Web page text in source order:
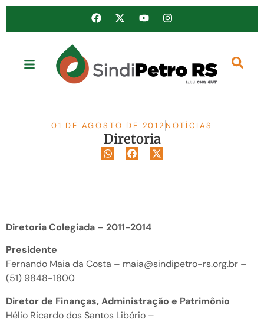
01 DE AGOSTO DE 2012 NOTÍCIAS
Diretoria
Diretoria Colegiada – 2011-2014
Presidente
Fernando Maia da Costa – maia@sindipetro-rs.org.br –
(51) 9848-1800
Diretor de Finanças, Administração e Patrimônio
Hélio Ricardo dos Santos Libório –